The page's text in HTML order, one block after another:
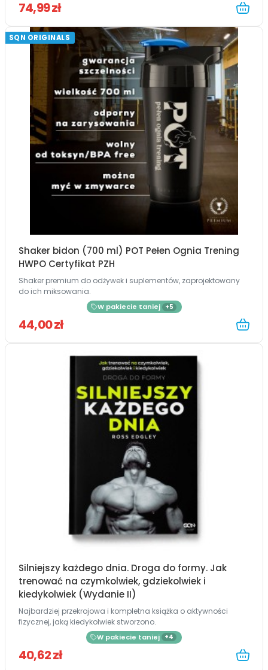
74,99 zł
SQN ORIGINALS
Shaker bidon (700 ml) POT Pełen Ognia Trening
HWPO Certyfikat PZH
Shaker premium do odżywek i suplementów, zaprojektowany
do ich miksowania.
W pakiecie taniej +5
44,00 zł
Silniejszy każdego dnia. Droga do formy. Jak
trenować na czymkolwiek, gdziekolwiek i
kiedykolwiek (Wydanie II)
Najbardziej przekrojowa i kompletna książka o aktywności
fizycznej, jaką kiedykolwiek stworzono.
W pakiecie taniej +4
40,62 zł